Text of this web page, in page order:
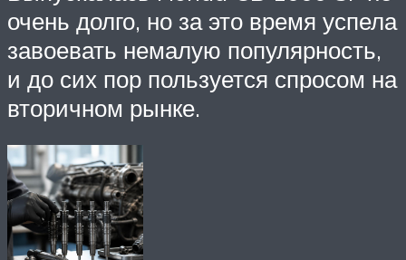
очень долго, но за это время успела
завоевать немалую популярность,
и до сих пор пользуется спросом на
вторичном рынке.